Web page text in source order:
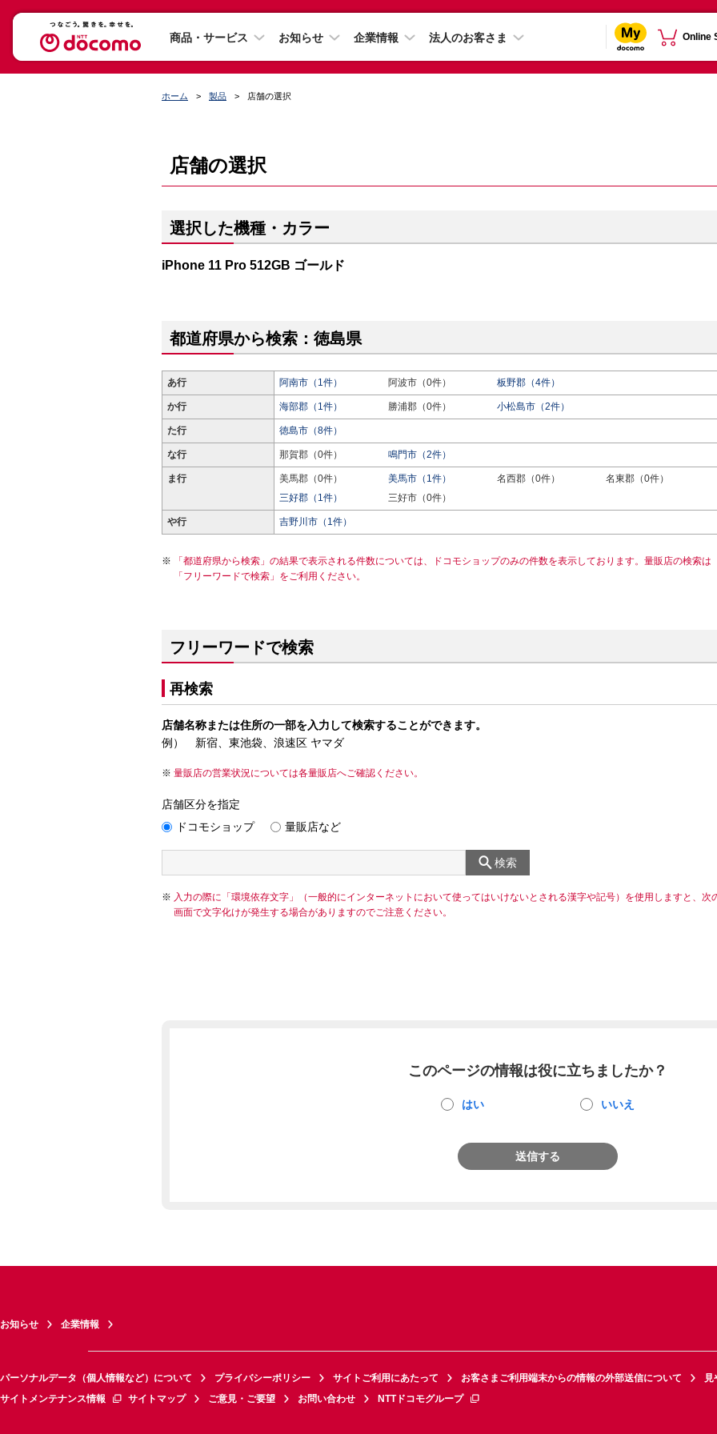
商品・サービス お知らせ 企業情報 法人のお客さま Online
ホーム 製品 店舗の選択
店舗の選択
選択した機種・カラー
iPhone 11 Pro 512GB ゴールド
都道府県から検索：徳島県
あ行 阿南市（1件） 阿波市（0件） 板野郡（4件）
か行 海部郡（1件） 勝浦郡（0件） 小松島市（2件）
た行 徳島市（8件）
な行 那賀郡（0件） 鳴門市（2件）
ま行 美馬郡（0件） 美馬市（1件） 名西郡（0件）
名東郡（0件）
三好郡（1件）
三好市（0件）
や行 吉野川市（1件）
「都道府県から検索」の結果で表示される件数については、ドコモショップのみの件数を表示しております。量販店の検索は
「フリーワードで検索」をご利用ください。
フリーワードで検索
再検索
店舗名称または住所の一部を入力して検索することができます。
例） 新宿、東池袋、浪速区 ヤマダ
量販店の営業状況については各量販店へご確認ください。
店舗区分を指定
ドコモショップ
量販店など
検索
入力の際に「環境依存文字」（一般的にインターネットにおいて使ってはいけないとされる漢字や記号）を使用しますと、次
画面で文字化けが発生する場合がありますのでご注意ください。
このページの情報は役に立ちましたか？
はい いいえ
送信する
お知らせ 企業情報
パーソナルデータ（個人情報など）について プライバシーポリシー サイトご利用にあたって お客さまご利用端末からの情報の外部送信について
見
サイトメンテナンス情報
サイトマップ ご意見・ご要望 お問い合わせ NTTドコモグループ